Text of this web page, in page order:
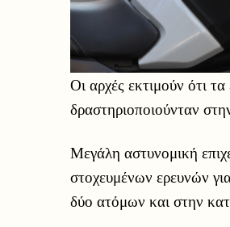
Οι αρχές εκτιμούν ότι
δραστηριοποιούνταν
Μεγάλη αστυνομική
στοχευμένων ερευνών
δύο ατόμων και στην